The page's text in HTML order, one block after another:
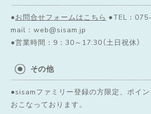
●お問合せフォームはこちら ●TEL：
mail：web@sisam.jp
●営業時間：9：30～17:30（土日祝休）
その他
●sisamファミリー登録の方限定、ポイ
おこなっております。